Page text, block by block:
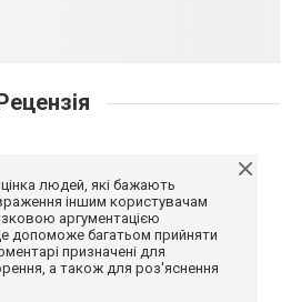
людей, які бажають
іншим користувачам
аргументацією
допоможе багатьом прийняти
призначені для
а також для роз'яснення